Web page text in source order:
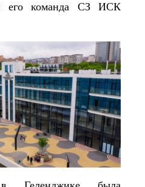
его команда СЗ ИСК